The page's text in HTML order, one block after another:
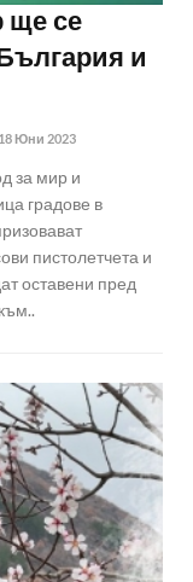
ще се
и
18 Юни 2023
за мир и
градове в
пистолетчета и
оставени пред